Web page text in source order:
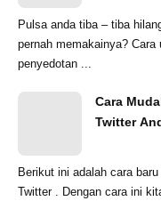
Pulsa anda tiba – tiba
pernah memakainya?
penyedotan ...
Cara
Twitter
Berikut ini adalah cara
Twitter . Dengan cara ini